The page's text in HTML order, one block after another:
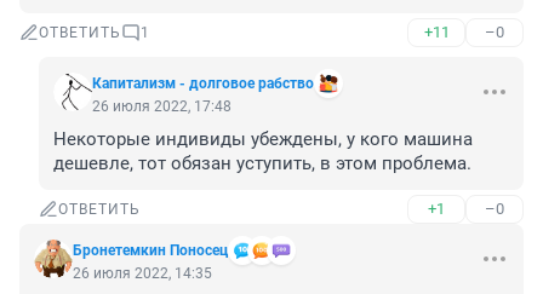
ОТВЕТИТЬ 1 +11 –0
Капитализм - долговое рабство
26 июля 2022, 17:48
Некоторые индивиды убеждены, у кого машина
дешевле, тот обязан уступить, в этом проблема.
ОТВЕТИТЬ +1 –0
Бронетемкин Поносец
26 июля 2022, 14:35